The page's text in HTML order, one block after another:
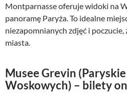
Montparnasse oferuje widoki na
panoramę Paryża. To idealne
niezapomnianych zdjęć i poczucie,
miasta.
Musee Grevin
Woskowych) – bilety